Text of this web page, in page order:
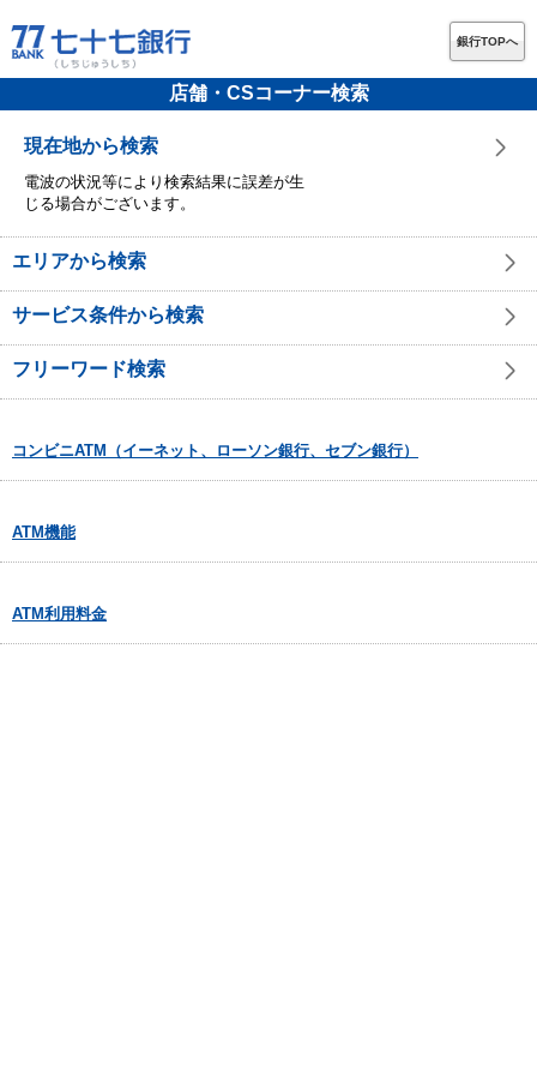
銀行TOPへ
店舗・CSコーナー検索
現在地から検索
電波の状況等により検索結果に誤差が生
じる場合がございます。
エリアから検索
サービス条件から検索
フリーワード検索
コンビニATM（イーネット、ローソン銀行、セブン銀行）
ATM機能
ATM利用料金